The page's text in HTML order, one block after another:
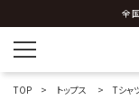
全
新規会員登録 ※
TOP トップス Tシャ